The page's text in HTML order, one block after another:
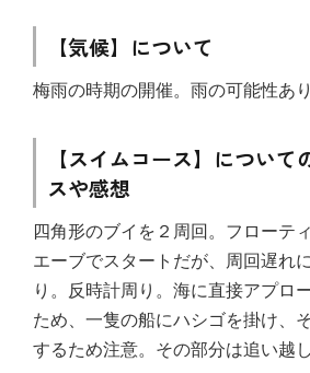
【気候】について
梅雨の時期の開催。雨の可能性あり
【スイムコース】について
スや感想
四角形のブイを２周回。フローテ
エーブでスタートだが、周回遅れ
り。反時計周り。海に直接アプロ
ため、一隻の船にハシゴを掛け、
するため注意。その部分は追い越し